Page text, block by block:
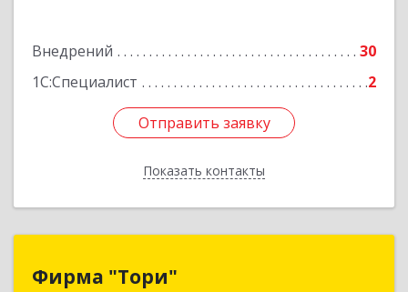
Внедрений
30
1С:Специалист
2
Отправить заявку
Показать контакты
Отправить заявку
Назад
Фирма "Тори"